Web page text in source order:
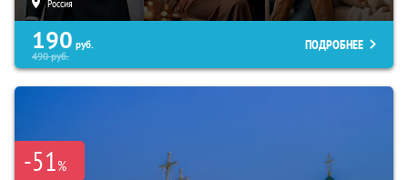
Россия
190 руб.
490руб.
ПОДРОБНЕЕ
-51%